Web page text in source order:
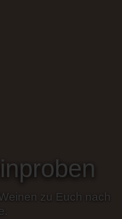
zu Euch nach